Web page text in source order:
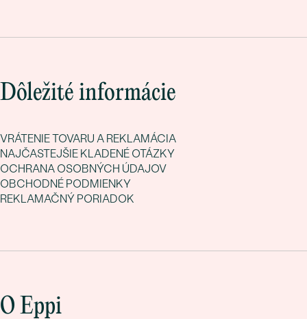
Dôležité informácie
VRÁTENIE TOVARU A REKLAMÁCIA
NAJČASTEJŠIE KLADENÉ OTÁZKY
OCHRANA OSOBNÝCH ÚDAJOV
OBCHODNÉ PODMIENKY
REKLAMAČNÝ PORIADOK
O Eppi